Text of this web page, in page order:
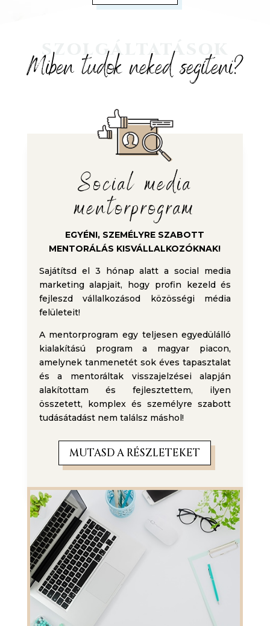
SZOLGÁLTATÁSOK
Miben tudok neked segíteni?
Social media
mentorprogram
EGYÉNI, SZEMÉLYRE SZABOTT
MENTORÁLÁS KISVÁLLALKOZÓKNAK!
Sajátítsd el 3 hónap alatt a social media
marketing alapjait, hogy profin kezeld és
fejleszd vállalkozásod közösségi média
felületeit!
A mentorprogram egy teljesen egyedülálló
kialakítású program a magyar piacon,
amelynek tanmenetét sok éves tapasztalat
és a mentoráltak visszajelzései alapján
alakítottam és fejlesztettem, ilyen
összetett, komplex és személyre szabott
tudásátadást nem találsz máshol!
MUTASD A RÉSZLETEKET